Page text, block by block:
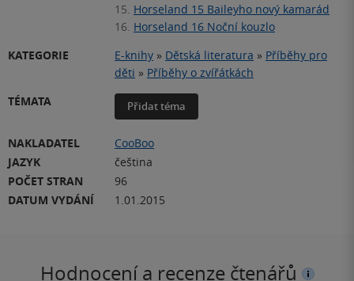
15. Horseland 15 Baileyho nový kamarád
16. Horseland 16 Noční kouzlo
KATEGORIE
E-knihy » Dětská literatura » Příběhy pro
děti » Příběhy o zvířátkách
TÉMATA
Přidat téma
NAKLADATEL
CooBoo
JAZYK
čeština
POČET STRAN
96
DATUM VYDÁNÍ
1.01.2015
Hodnocení a recenze čtenářů